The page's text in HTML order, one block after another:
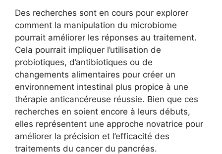
Des recherches sont en cours pour explorer
comment la manipulation du microbiome
pourrait améliorer les réponses au traitement.
Cela pourrait impliquer l’utilisation de
probiotiques, d’antibiotiques ou de
changements alimentaires pour créer un
environnement intestinal plus propice à une
thérapie anticancéreuse réussie. Bien que ces
recherches en soient encore à leurs débuts,
elles représentent une approche novatrice pour
améliorer la précision et l’efficacité des
traitements du cancer du pancréas.